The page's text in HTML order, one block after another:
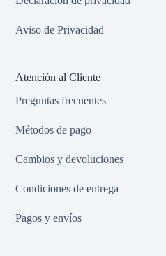
Aviso de Privacidad
Atención al Cliente
Preguntas frecuentes
Métodos de pago
Cambios y devoluciones
Condiciones de entrega
Pagos y envíos